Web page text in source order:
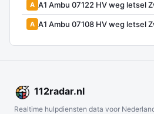
A A1 Ambu 07122 HV weg letsel
A A1 Ambu 07108 HV weg letsel
112radar.nl
Realtime hulpdiensten data voor